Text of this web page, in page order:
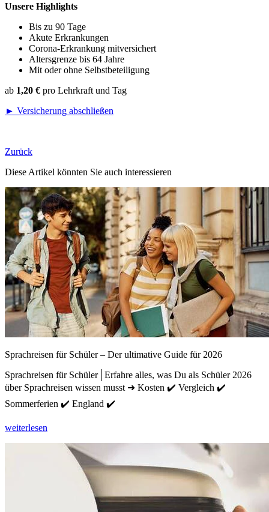
Unsere Highlights
Bis zu 90 Tage
Akute Erkrankungen
Corona-Erkrankung mitversichert
Altersgrenze bis 64 Jahre
Mit oder ohne Selbstbeteiligung
ab 1,20 € pro Lehrkraft und Tag
► Versicherung abschließen
Zurück
Diese Artikel könnten Sie auch interessieren
Sprachreisen für Schüler – Der ultimative Guide für 2026
Sprachreisen für Schüler│Erfahre alles, was Du als Schüler 2026
über Sprachreisen wissen musst ➜ Kosten ✔️ Vergleich ✔️
Sommerferien ✔️ England ✔️
weiterlesen